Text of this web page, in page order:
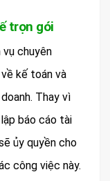
trọn gói
chuyên
kế toán và
Thay vì
báo cáo tài
ủy quyền cho
công việc này.